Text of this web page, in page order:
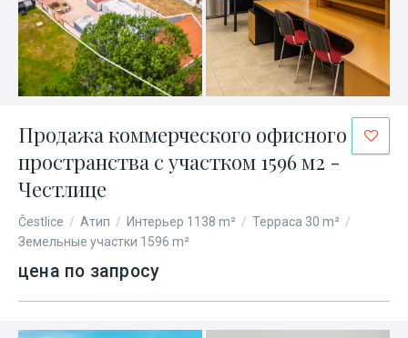
Продажа коммерческого офисного
пространства с участком 1596 м2 -
Честлице
Čestlice / Атип / Интерьер 1138 m² / Терраса 30 m² /
Земельные участки 1596 m²
цена по запросу